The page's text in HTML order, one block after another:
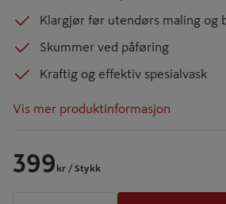
Klargjør før utendørs maling og
Skummer ved påføring
Kraftig og effektiv spesialvask
Vis mer produktinformasjon
399 kr / Stykk